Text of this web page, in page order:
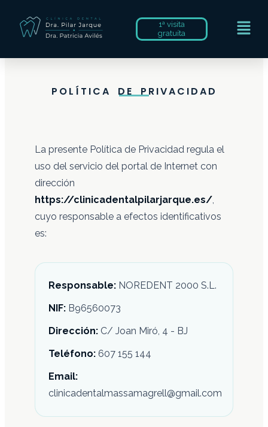
1ª visita
gratuíta
POLÍTICA DE PRIVACIDAD
La presente Política de Privacidad regula el
uso del servicio del portal de Internet con
dirección
https://clinicadentalpilarjarque.es/,
cuyo responsable a efectos identificativos
es:
Responsable: NOREDENT 2000 S.L.
NIF: B96560073
Dirección: C/ Joan Miró, 4 - BJ
Teléfono: 607 155 144
Email:
clinicadentalmassamagrell@gmail.com